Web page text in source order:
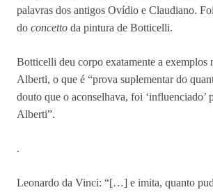
palavras dos antigos Ovídio e Claudiano.
do concetto da pintura de Botticelli.
Botticelli deu corpo exatamente a exemplos
Alberti, o que é “prova suplementar do
douto que o aconselhava, foi ‘influenciado’
Alberti”.
.
Leonardo da Vinci: “[…] e imita, quanto